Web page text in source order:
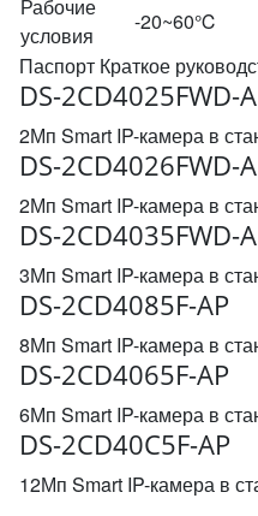
Рабочие
условия
-20~60℃
Паспорт Краткое
DS-2CD4025FWD-
2Мп Smart IP-камера в
DS-2CD4026FWD-
2Мп Smart IP-камера в
DS-2CD4035FWD-
3Мп Smart IP-камера в
DS-2CD4085F-AP
8Мп Smart IP-камера в
DS-2CD4065F-AP
6Мп Smart IP-камера в
DS-2CD40C5F-AP
12Мп Smart IP-камера в